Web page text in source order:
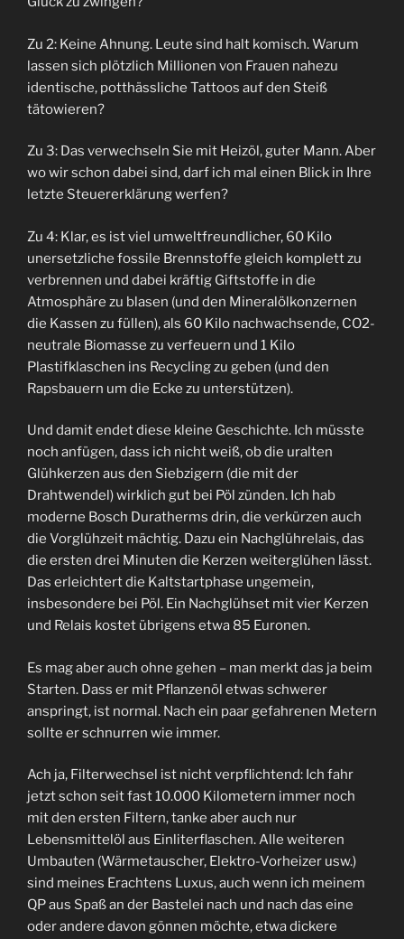
Zu 2: Keine Ahnung. Leute sind halt komisch. Warum
lassen sich plötzlich Millionen von Frauen nahezu
identische, potthässliche Tattoos auf den Steiß
tätowieren?
Zu 3: Das verwechseln Sie mit Heizöl, guter Mann. Aber
wo wir schon dabei sind, darf ich mal einen Blick in Ihre
letzte Steuererklärung werfen?
Zu 4: Klar, es ist viel umweltfreundlicher, 60 Kilo
unersetzliche fossile Brennstoffe gleich komplett zu
verbrennen und dabei kräftig Giftstoffe in die
Atmosphäre zu blasen (und den Mineralölkonzernen
die Kassen zu füllen), als 60 Kilo nachwachsende, CO2-
neutrale Biomasse zu verfeuern und 1 Kilo
Plastifklaschen ins Recycling zu geben (und den
Rapsbauern um die Ecke zu unterstützen).
Und damit endet diese kleine Geschichte. Ich müsste
noch anfügen, dass ich nicht weiß, ob die uralten
Glühkerzen aus den Siebzigern (die mit der
Drahtwendel) wirklich gut bei Pöl zünden. Ich hab
moderne Bosch Duratherms drin, die verkürzen auch
die Vorglühzeit mächtig. Dazu ein Nachglührelais, das
die ersten drei Minuten die Kerzen weiterglühen lässt.
Das erleichtert die Kaltstartphase ungemein,
insbesondere bei Pöl. Ein Nachglühset mit vier Kerzen
und Relais kostet übrigens etwa 85 Euronen.
Es mag aber auch ohne gehen – man merkt das ja beim
Starten. Dass er mit Pflanzenöl etwas schwerer
anspringt, ist normal. Nach ein paar gefahrenen Metern
sollte er schnurren wie immer.
Ach ja, Filterwechsel ist nicht verpflichtend: Ich fahr
jetzt schon seit fast 10.000 Kilometern immer noch
mit den ersten Filtern, tanke aber auch nur
Lebensmittelöl aus Einliterflaschen. Alle weiteren
Umbauten (Wärmetauscher, Elektro-Vorheizer usw.)
sind meines Erachtens Luxus, auch wenn ich meinem
QP aus Spaß an der Bastelei nach und nach das eine
oder andere davon gönnen möchte, etwa dickere